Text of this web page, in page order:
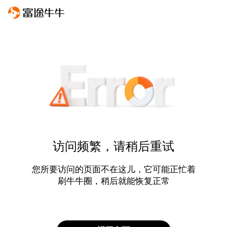
访问频繁，请稍后重试
您所要访问的页面不在这儿，它可能正忙着
刷牛牛圈，稍后就能恢复正常